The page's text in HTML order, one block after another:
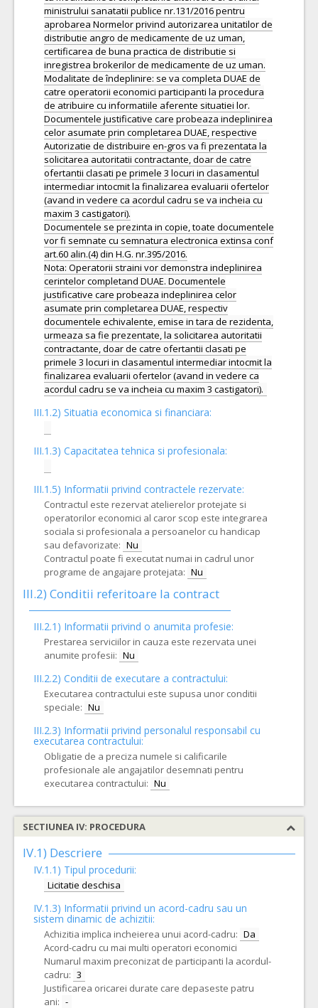
ministrului sanatatii publice nr.131/2016 pentru
aprobarea Normelor privind autorizarea unitatilor de
distributie angro de medicamente de uz uman,
certificarea de buna practica de distributie si
inregistrea brokerilor de medicamente de uz uman.
Modalitate de îndeplinire: se va completa DUAE de
catre operatorii economici participanti la procedura
de atribuire cu informatiile aferente situatiei lor.
Documentele justificative care probeaza indeplinirea
celor asumate prin completarea DUAE, respective
Autorizatie de distribuire en-gros va fi prezentata la
solicitarea autoritatii contractante, doar de catre
ofertantii clasati pe primele 3 locuri in clasamentul
intermediar intocmit la finalizarea evaluarii ofertelor
(avand in vedere ca acordul cadru se va incheia cu
maxim 3 castigatori).
Documentele se prezinta in copie, toate documentele
vor fi semnate cu semnatura electronica extinsa conf
art.60 alin.(4) din H.G. nr.395/2016.
Nota: Operatorii straini vor demonstra indeplinirea
cerintelor completand DUAE. Documentele
justificative care probeaza indeplinirea celor
asumate prin completarea DUAE, respectiv
documentele echivalente, emise in tara de rezidenta,
urmeaza sa fie prezentate, la solicitarea autoritatii
contractante, doar de catre ofertantii clasati pe
primele 3 locuri in clasamentul intermediar intocmit la
finalizarea evaluarii ofertelor (avand in vedere ca
III.1.2) Situatia economica si financiara:
III.1.3) Capacitatea tehnica si profesionala:
III.1.5) Informatii privind contractele rezervate:
Contractul este rezervat atelierelor protejate si
operatorilor economici al caror scop este integrarea
sociala si profesionala a persoanelor cu handicap
sau defavorizate: Nu
Contractul poate fi executat numai in cadrul unor
programe de angajare protejata: Nu
III.2) Conditii referitoare la contract
III.2.1) Informatii privind o anumita profesie:
Prestarea serviciilor in cauza este rezervata unei
anumite profesii: Nu
III.2.2) Conditii de executare a contractului:
Executarea contractului este supusa unor conditii
speciale: Nu
III.2.3) Informatii privind personalul responsabil cu
executarea contractului:
Obligatie de a preciza numele si calificarile
profesionale ale angajatilor desemnati pentru
executarea contractului: Nu
SECTIUNEA IV: PROCEDURA
IV.1) Descriere
IV.1.1) Tipul procedurii:
Licitatie deschisa
IV.1.3) Informatii privind un acord-cadru sau un
sistem dinamic de achizitii:
Achizitia implica incheierea unui acord-cadru: Da
Acord-cadru cu mai multi operatori economici
Numarul maxim preconizat de participanti la acordul-
cadru: 3
Justificarea oricarei durate care depaseste patru
ani: -